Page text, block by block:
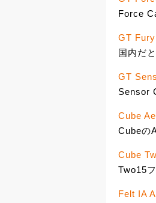
Force
GT
国内だ
GT
Sensor
Cube
Cubeの
Cube
Two15
Felt IA